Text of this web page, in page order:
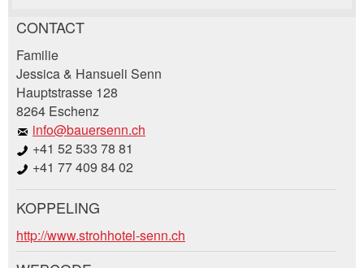
Post afkeuren
Uw feedback wordt zeer gewaardeerd!
Algemene feedback
Vermelding niet langer geldig
Beveel deze advertentie aan bij vrienden.
CONTACT
Familie
Jessica & Hansueli Senn
Hauptstrasse 128
8264 Eschenz
info@bauersenn.ch
+41 52 533 78 81
+41 77 409 84 02
Boekingsaanvraag
KOPPELING
http://www.strohhotel-senn.ch